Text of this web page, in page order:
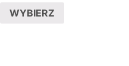
WYBIERZ